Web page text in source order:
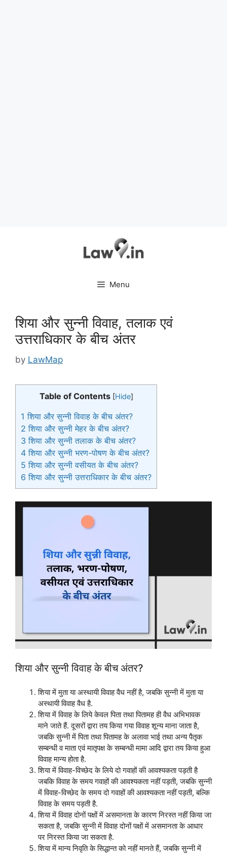
Menu
शिया और सुन्नी विवाह, तलाक एवं
उत्तराधिकार के बीच अंतर
by LawMap
Table of Contents [Hide]
1 शिया और सुन्नी विवाह के बीच अंतर?
2 शिया और सुन्नी मेहर के बीच अंतर?
3 शिया और सुन्नी तलाक के बीच अंतर?
4 शिया और सुन्नी भरण-पोषण के बीच अंतर?
5 शिया और सुन्नी वसीयत के बीच अंतर?
6 शिया और सुन्नी उत्तराधिकार के बीच अंतर?
शिया और सुन्नी विवाह के बीच अंतर?
शिया में मुता या अस्थायी विवाह वैध नहीं है, जबकि सुन्नी में मुता या
अस्थायी विवाह वैध है.
शिया में विवाह के लिये केवल पिता तथा पितामह ही वैध अभिभावक
माने जाते हैं. दूसरों द्वारा तय किया गया विवाह शून्य माना जाता है,
जबकि सुन्नी में पिता तथा पितामह के अलावा भाई तथा अन्य पैतृक
सम्बन्धी व माता एवं मातृपक्ष के सम्बन्धी मामा आदि द्वारा तय किया हुआ
विवाह मान्य होता है.
शिया में विवाह-विच्छेद के लिये दो गवाहों की आवश्यकता पड़ती है
जबकि विवाह के समय गवाहों की आवश्यकता नहीं पड़ती, जबकि सुन्नी
में विवाह-विच्छेद के समय दो गवाहों की आवश्यकता नहीं पड़ती, बल्कि
विवाह के समय पड़ती है.
शिया में विवाह दोनों पक्षों में असमानता के कारण निरस्त नहीं किया जा
सकता है, जबकि सुन्नी में विवाह दोनों पक्षों में असमानता के आधार
पर निरस्त किया जा सकता है.
शिया में मान्य निवृति के सिद्धान्त को नहीं मानते हैं, जबकि सुन्नी में